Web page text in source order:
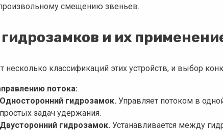
смещению звеньев.
и их
несколько классификаций этих устройств, и выбор
потока:
Односторонний гидрозамок. Управляет потоком в
простых задач удержания.
Двусторонний гидрозамок. Устанавливается между